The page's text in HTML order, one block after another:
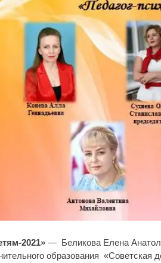
2021» — Беликова Елена
образования «Советская